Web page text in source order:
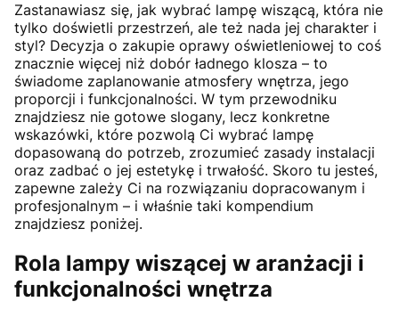
Zastanawiasz się, jak wybrać lampę wiszącą, która nie
tylko doświetli przestrzeń, ale też nada jej charakter i
styl? Decyzja o zakupie oprawy oświetleniowej to coś
znacznie więcej niż dobór ładnego klosza – to
świadome zaplanowanie atmosfery wnętrza, jego
proporcji i funkcjonalności. W tym przewodniku
znajdziesz nie gotowe slogany, lecz konkretne
wskazówki, które pozwolą Ci wybrać lampę
dopasowaną do potrzeb, zrozumieć zasady instalacji
oraz zadbać o jej estetykę i trwałość. Skoro tu jesteś,
zapewne zależy Ci na rozwiązaniu dopracowanym i
profesjonalnym – i właśnie taki kompendium
znajdziesz poniżej.
Rola lampy wiszącej w aranżacji i
funkcjonalności wnętrza